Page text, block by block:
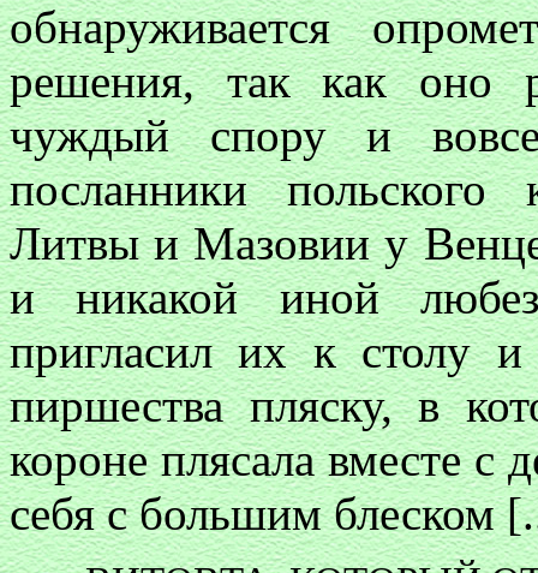
обнаруживается
решения, так как оно
чуждый спору и
посланники
Литвы и Мазовии у
и никакой иной
пригласил их к столу и
пиршества пляску, в
короне плясала вместе
себя с большим блеском